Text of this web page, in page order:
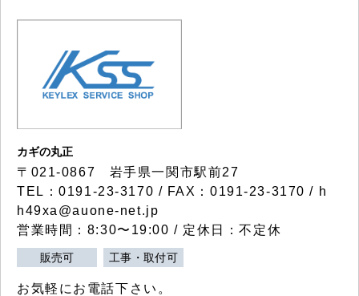
カギの丸正
〒021-0867 岩手県一関市駅前27
TEL：0191-23-3170 / FAX：0191-23-3170 / h
h49xa@auone-net.jp
営業時間：8:30〜19:00 / 定休日：不定休
販売可 工事・取付可
お気軽にお電話下さい。